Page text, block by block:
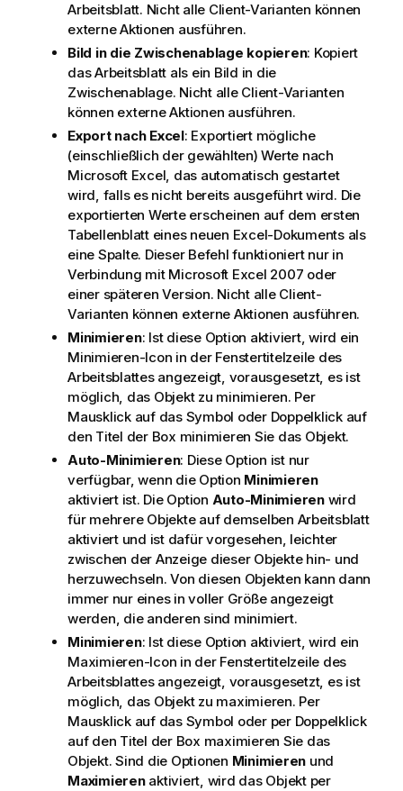
Arbeitsblatt. Nicht alle Client-Varianten können
externe Aktionen ausführen.
Bild in die Zwischenablage kopieren: Kopiert
das Arbeitsblatt als ein Bild in die
Zwischenablage. Nicht alle Client-Varianten
können externe Aktionen ausführen.
Export nach Excel: Exportiert mögliche
(einschließlich der gewählten) Werte nach
Microsoft Excel, das automatisch gestartet
wird, falls es nicht bereits ausgeführt wird. Die
exportierten Werte erscheinen auf dem ersten
Tabellenblatt eines neuen Excel-Dokuments als
eine Spalte. Dieser Befehl funktioniert nur in
Verbindung mit Microsoft Excel 2007 oder
einer späteren Version. Nicht alle Client-
Varianten können externe Aktionen ausführen.
Minimieren: Ist diese Option aktiviert, wird ein
Minimieren-Icon in der Fenstertitelzeile des
Arbeitsblattes angezeigt, vorausgesetzt, es ist
möglich, das Objekt zu minimieren. Per
Mausklick auf das Symbol oder Doppelklick auf
den Titel der Box minimieren Sie das Objekt.
Auto-Minimieren: Diese Option ist nur
verfügbar, wenn die Option Minimieren
aktiviert ist. Die Option Auto-Minimierenwird
für mehrere Objekte auf demselben Arbeitsblatt
aktiviert und ist dafür vorgesehen, leichter
zwischen der Anzeige dieser Objekte hin- und
herzuwechseln. Von diesen Objekten kann dann
immer nur eines in voller Größe angezeigt
werden, die anderen sind minimiert.
Minimieren: Ist diese Option aktiviert, wird ein
Maximieren-Icon in der Fenstertitelzeile des
Arbeitsblattes angezeigt, vorausgesetzt, es ist
möglich, das Objekt zu maximieren. Per
Mausklick auf das Symbol oder per Doppelklick
auf den Titel der Box maximieren Sie das
Objekt. Sind die Optionen Minimieren und
Maximierenaktiviert, wird das Objekt per